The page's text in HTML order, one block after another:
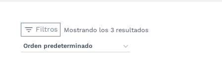
Filtros Mostrando los 3 resultados